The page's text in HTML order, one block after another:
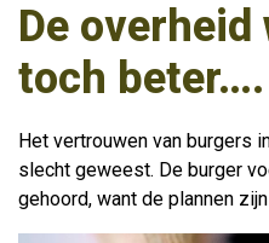
De overheid
toch beter….
Het vertrouwen van burgers
slecht geweest. De burger
gehoord, want de plannen